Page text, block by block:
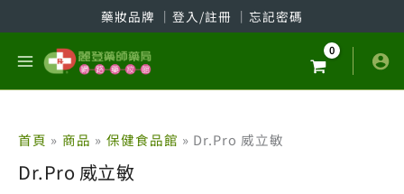
至
藥妝品牌 │ 登入/註冊 │ 忘記密碼
首頁 商品 保健食品館 Dr.Pro 威立敏
Dr.Pro 威立敏